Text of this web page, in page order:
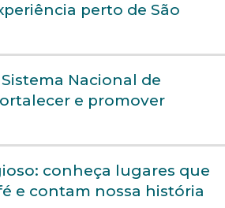
perto de São
Nacional de
e promover
conheça lugares que
e contam nossa história